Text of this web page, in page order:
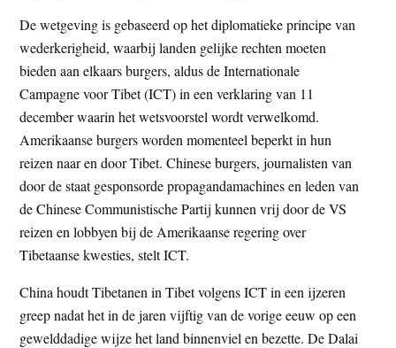
De wetgeving is gebaseerd op het diplomatieke principe van
wederkerigheid, waarbij landen gelijke rechten moeten
bieden aan elkaars burgers, aldus de Internationale
Campagne voor Tibet (ICT) in een verklaring van 11
december waarin het wetsvoorstel wordt verwelkomd.
Amerikaanse burgers worden momenteel beperkt in hun
reizen naar en door Tibet. Chinese burgers, journalisten van
door de staat gesponsorde propagandamachines en leden van
de Chinese Communistische Partij kunnen vrij door de VS
reizen en lobbyen bij de Amerikaanse regering over
Tibetaanse kwesties, stelt ICT.
China houdt Tibetanen in Tibet volgens ICT in een ijzeren
greep nadat het in de jaren vijftig van de vorige eeuw op een
gewelddadige wijze het land binnenviel en bezette. De Dalai